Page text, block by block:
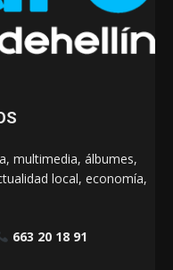
multimedia, álbumes,
local, economía,
663 20 18 91